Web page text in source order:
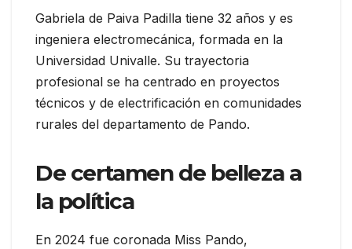
Gabriela de Paiva Padilla tiene 32 años y es
ingeniera electromecánica, formada en la
Universidad Univalle. Su trayectoria
profesional se ha centrado en proyectos
técnicos y de electrificación en comunidades
rurales del departamento de Pando.
De certamen de belleza a
la política
En 2024 fue coronada Miss Pando,